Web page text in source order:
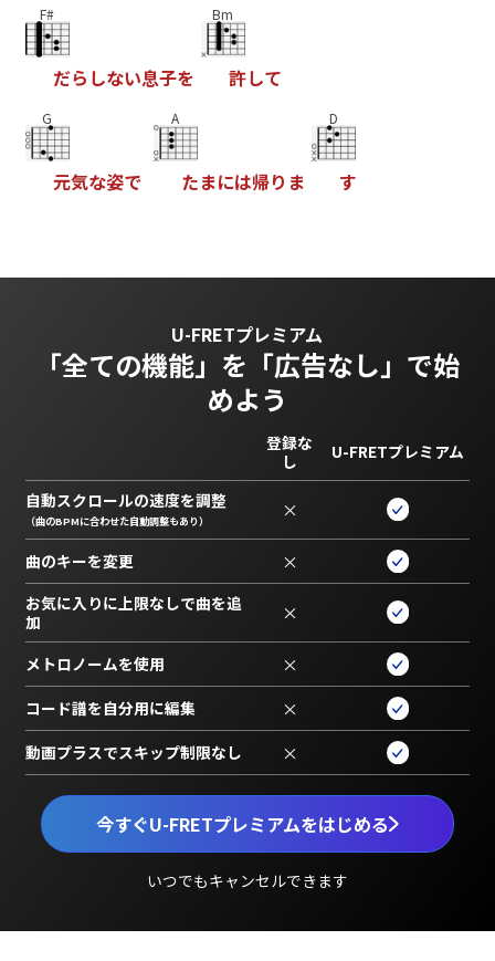
F#
だら しない息子を
Bm
許して
G
元気な姿で
A
たまには帰り ま
D
す
U-FRETプレミアム
「全ての機能」を 「広告なし」で始
めよう
今すぐU-FRETプレミアムをはじめる
いつでもキャンセルできます
登録な
し
U-FRETプレミアム
自動スクロールの速度を調整
（曲のBPMに合わせた自動調整もあり） ×
曲のキーを変更 ×
お気に入りに上限なしで曲を追
加
×
メトロノームを使用 ×
コード譜を自分用に編集 ×
動画プラスでスキップ制限なし ×